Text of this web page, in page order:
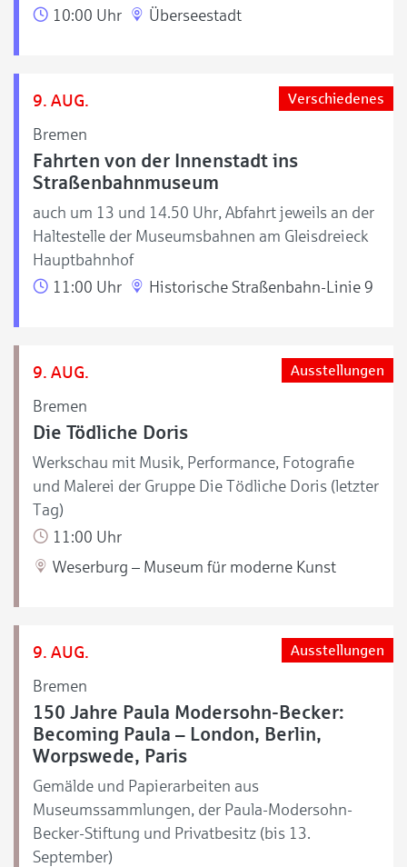
10:00 Uhr Überseestadt
9. AUG.
Bremen
Verschiedenes
Fahrten von der Innenstadt ins
Straßenbahnmuseum
auch um 13 und 14.50 Uhr, Abfahrt jeweils an der
Haltestelle der Museumsbahnen am Gleisdreieck
Hauptbahnhof
11:00 Uhr
Historische Straßenbahn-Linie 9
9. AUG.
Bremen
Ausstellungen
Die Tödliche Doris
Werkschau mit Musik, Performance, Fotografie
und Malerei der Gruppe Die Tödliche Doris (letzter
Tag)
11:00 Uhr
Weserburg – Museum für moderne Kunst
9. AUG.
Bremen
Ausstellungen
150 Jahre Paula Modersohn-Becker:
Becoming Paula – London, Berlin,
Worpswede, Paris
Gemälde und Papierarbeiten aus
Museumssammlungen, der Paula-Modersohn-
Becker-Stiftung und Privatbesitz (bis 13.
September)